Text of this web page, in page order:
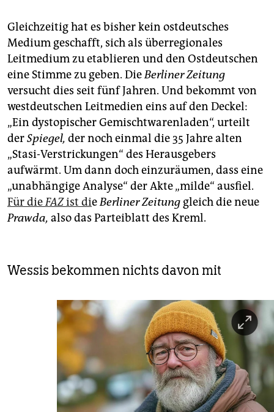
Gleichzeitig hat es bisher kein ostdeutsches
Medium geschafft, sich als überregionales
Leitmedium zu etablieren und den Ostdeutschen
eine Stimme zu geben. DieBerlinerZeitung
versucht dies seit fünf Jahren. Und bekommt von
westdeutschen Leitmedien eins auf den Deckel:
„Ein dystopischer Gemischtwarenladen“, urteilt
derSpiegel, der noch einmal die 35 Jahre alten
„Stasi-Verstrickungen“ des Herausgebers
aufwärmt. Um dann doch einzuräumen, dass eine
„unabhängige Analyse“ der Akte „milde“ ausfiel.
Für dieFAZist dieBerlinerZeitung gleich die neue
Prawda, also das Parteiblatt des Kreml.
Wessis bekommen nichts davon mit